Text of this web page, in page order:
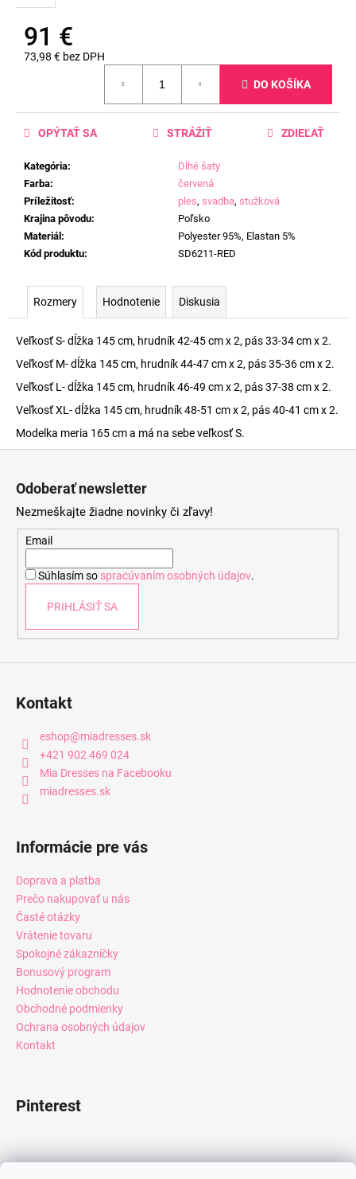
91 €
73,98 € bez DPH
DO KOŠÍKA
Kategória:
Dlhé šaty
Farba:
červená
Príležitosť: ples, svadba, stužková
Krajina pôvodu:
Poľsko
Materiál :
Polyester 95%, Elastan 5%
Kód produktu: SD6211-RED
OPÝTAŤ SA STRÁŽIŤ ZDIEĽAŤ
Rozmery Hodnotenie Diskusia
Veľkosť S- dĺžka 145 cm, hrudník 42-45 cm x 2, pás 33-34 cm x 2.
Veľkosť M- dĺžka 145 cm, hrudník 44-47 cm x 2, pás 35-36 cm x 2.
Veľkosť L- dĺžka 145 cm, hrudník 46-49 cm x 2, pás 37-38 cm x 2.
Veľkosť XL- dĺžka 145 cm, hrudník 48-51 cm x 2, pás 40-41 cm x 2.
Modelka meria 165 cm a má na sebe veľkosť S.
Odoberať newsletter
Nezmeškajte žiadne novinky či zľavy!
Email
Súhlasím so spracúvaním osobných údajov.
PRIHLÁSIŤ SA
Kontakt
eshop@miadresses.sk
+421 902 469 024
Mia Dresses na Facebooku
miadresses.sk
Informácie pre vás
Doprava a platba
Prečo nakupovať u nás
Časté otázky
Vrátenie tovaru
Spokojné zákazníčky
Bonusový program
Hodnotenie obchodu
Obchodné podmienky
Ochrana osobných údajov
Kontakt
Pinterest